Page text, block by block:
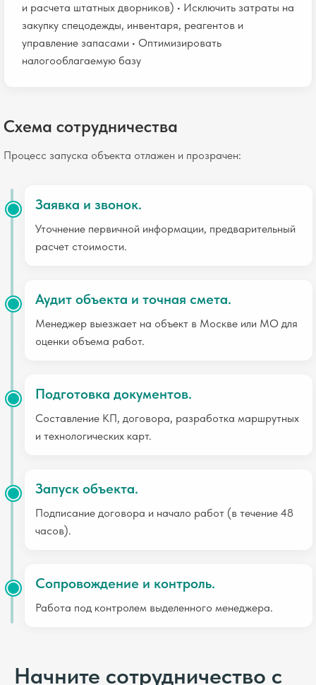
и расчета штатных дворников) • Исключить затраты на
закупку спецодежды, инвентаря, реагентов и
управление запасами • Оптимизировать
налогооблагаемую базу
Схема сотрудничества
Процесс запуска объекта отлажен и прозрачен:
Заявка и звонок.
Уточнение первичной информации, предварительный
расчет стоимости.
Аудит объекта и точная смета.
Менеджер выезжает на объект в Москве или МО для
оценки объема работ.
Подготовка документов.
Составление КП, договора, разработка маршрутных
и технологических карт.
Запуск объекта.
Подписание договора и начало работ (в течение 48
часов).
Сопровождение и контроль.
Работа под контролем выделенного менеджера.
Начните сотрудничество с